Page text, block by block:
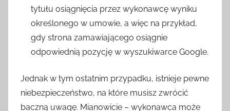
tytułu osiągnięcia przez wykonawcę wyniku
określonego w umowie, a więc na przykład,
gdy strona zamawiającego osiągnie
odpowiednią pozycję w wyszukiwarce Google.
Jednak w tym ostatnim przypadku, istnieje pewne
niebezpieczeństwo, na które musisz zwrócić
baczną uwagę. Mianowicie – wykonawca może